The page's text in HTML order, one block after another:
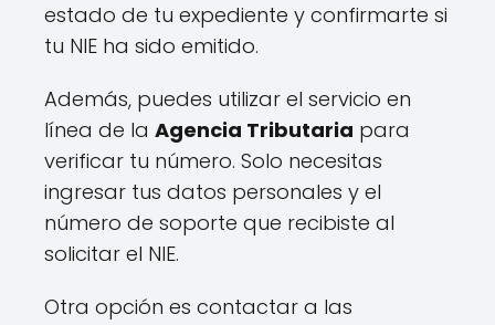
estado de tu expediente y confirmarte si
tu NIE ha sido emitido.
Además, puedes utilizar el servicio en
línea de la Agencia Tributaria para
verificar tu número. Solo necesitas
ingresar tus datos personales y el
número de soporte que recibiste al
solicitar el NIE.
Otra opción es contactar a las